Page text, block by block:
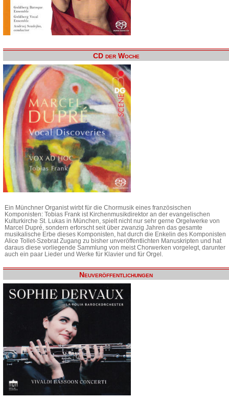
CD der Woche
Ein Münchner Organist wirbt für die Chormusik eines französischen
Komponisten: Tobias Frank ist Kirchenmusikdirektor an der evangelischen
Kulturkirche St. Lukas in München, spielt nicht nur sehr gerne Orgelwerke von
Marcel Dupré, sondern erforscht seit über zwanzig Jahren das gesamte
musikalische Erbe dieses Komponisten, hat durch die Enkelin des Komponisten
Alice Tollet-Szebrat Zugang zu bisher unveröffentlichten Manuskripten und hat
daraus diese vorliegende Sammlung von meist Chorwerken vorgelegt, darunter
auch ein paar Lieder und Werke für Klavier und für Orgel.
Neuveröffentlichungen